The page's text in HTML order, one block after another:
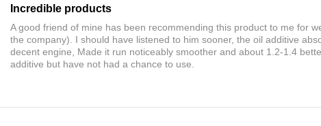
Incredible products
A good friend of mine has been recommending this product to me for
the company). I should have listened to him sooner, the oil additive
decent engine, Made it run noticeably smoother and about 1.2-1.4
additive but have not had a chance to use.